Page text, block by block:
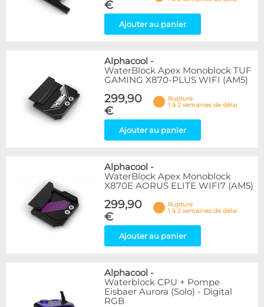
€
Ajouter au panier
Alphacool -
WaterBlock Apex Monoblock TUF
GAMING X870-PLUS WIFI (AM5)
299,90
€
Rupture
1 à 2 semaines de délai
Ajouter au panier
Alphacool -
WaterBlock Apex Monoblock
X870E AORUS ELITE WIFI7 (AM5)
299,90
€
Rupture
1 à 2 semaines de délai
Ajouter au panier
Alphacool -
Waterblock CPU + Pompe
Eisbaer Aurora (Solo) - Digital
RGB